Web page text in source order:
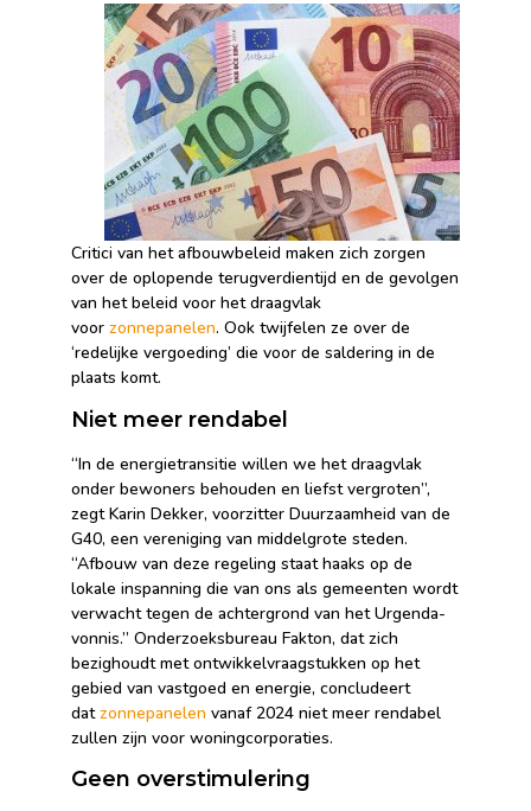
Critici van het afbouwbeleid maken zich zorgen
over de oplopende terugverdientijd en de gevolgen
van het beleid voor het draagvlak
voor zonnepanelen. Ook twijfelen ze over de
‘redelijke vergoeding’ die voor de saldering in de
plaats komt.
Niet meer rendabel
“In de energietransitie willen we het draagvlak
onder bewoners behouden en liefst vergroten”,
zegt Karin Dekker, voorzitter Duurzaamheid van de
G40, een vereniging van middelgrote steden.
“Afbouw van deze regeling staat haaks op de
lokale inspanning die van ons als gemeenten wordt
verwacht tegen de achtergrond van het Urgenda-
vonnis.” Onderzoeksbureau Fakton, dat zich
bezighoudt met ontwikkelvraagstukken op het
gebied van vastgoed en energie, concludeert
datzonnepanelen vanaf 2024 niet meer rendabel
zullen zijn voor woningcorporaties.
Geen overstimulering